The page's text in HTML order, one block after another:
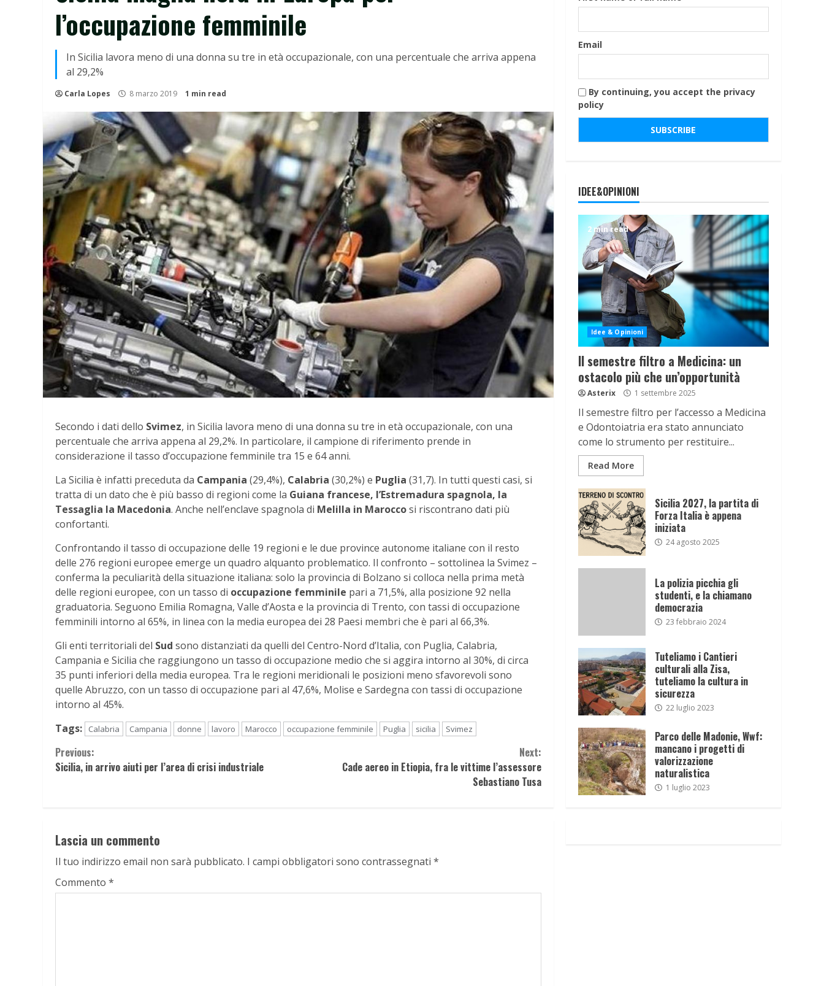
l’occupazione femminile
In Sicilia lavora meno di una donna su tre in età occupazionale, con una percentuale che arriva appena
al 29,2%
Carla Lopes 8 marzo 2019 1 min read
Secondo i dati dello Svimez, in Sicilia lavora meno di una donna su tre in età occupazionale, con una
percentuale che arriva appena al 29,2%. In particolare, il campione di riferimento prende in
considerazione il tasso d’occupazione femminile tra 15 e 64 anni.
La Sicilia è infatti preceduta da Campania (29,4%), Calabria (30,2%) e Puglia (31,7). In tutti questi casi, si
tratta di un dato che è più basso di regioni come la Guiana francese, l’Estremadura spagnola, la
Tessaglia la Macedonia. Anche nell’enclave spagnola di Melilla in Maroccosi riscontrano dati più
confortanti.
Confrontando il tasso di occupazione delle 19 regioni e le due province autonome italiane con il resto
delle 276 regioni europee emerge un quadro alquanto problematico. Il confronto – sottolinea la Svimez –
conferma la peculiarità della situazione italiana: solo la provincia di Bolzano si colloca nella prima metà
delle regioni europee, con un tasso di occupazione femminile pari a 71,5%, alla posizione 92 nella
graduatoria. Seguono Emilia Romagna, Valle d’Aosta e la provincia di Trento, con tassi di occupazione
femminili intorno al 65%, in linea con la media europea dei 28 Paesi membri che è pari al 66,3%.
Gli enti territoriali del Sud sono distanziati da quelli del Centro-Nord d’Italia, con Puglia, Calabria,
Campania e Sicilia che raggiungono un tasso di occupazione medio che si aggira intorno al 30%, di circa
35 punti inferiori della media europea. Tra le regioni meridionali le posizioni meno sfavorevoli sono
quelle Abruzzo, con un tasso di occupazione pari al 47,6%, Molise e Sardegna con tassi di occupazione
intorno al 45%.
Tags:
Calabria Campania donne lavoro Marocco occupazione femminile Puglia sicilia Svimez
Continue
Reading
Previous:
Sicilia, in arrivo aiuti per l’area di crisi industriale
Next:
Cade aereo in Etiopia, fra le vittime l’assessore
Sebastiano Tusa
Lascia un commento
Il tuo indirizzo email non sarà pubblicato. I campi obbligatori sono contrassegnati *
Commento *
Email
By continuing, you accept the privacy
policy
IDEE&OPINIONI
2 min read
Idee & Opinioni
Il semestre filtro a Medicina: un
ostacolo più che un’opportunità
Asterix 1 settembre 2025
Il semestre filtro per l’accesso a Medicina
e Odontoiatria era stato annunciato
come lo strumento per restituire...
Read More
Sicilia 2027, la partita di
Forza Italia è appena
iniziata
24 agosto 2025
La polizia picchia gli
studenti, e la chiamano
democrazia
23 febbraio 2024
Tuteliamo i Cantieri
culturali alla Zisa,
tuteliamo la cultura in
sicurezza
22 luglio 2023
Parco delle Madonie, Wwf:
mancano i progetti di
valorizzazione
naturalistica
1 luglio 2023